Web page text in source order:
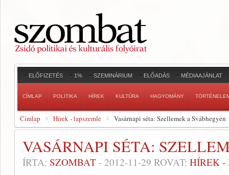
ELŐFIZETÉS 1% SZEMINÁRIUM ELŐADÁS MÉDIAAJÁNLAT
CÍMLAP POLITIKA HÍREK KULTÚRA HAGYOMÁNY
Címlap Hírek - lapszemle Vasárnapi séta: Szellemek a Svábhegyen
VASÁRNAPI SÉTA:
ÍRTA: SZOMBAT - 2012-11-29 ROVAT: HÍREK -